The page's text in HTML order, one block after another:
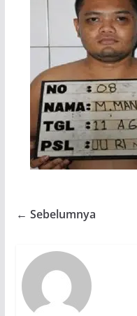
← Sebelumnya